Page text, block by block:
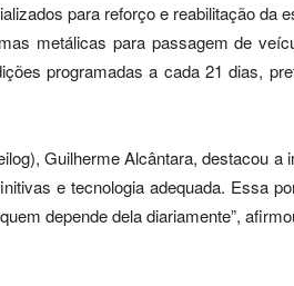
para reforço e reabilitação da
metálicas para passagem de
programadas a cada 21 dias,
Guilherme Alcântara, destacou
e tecnologia adequada. Essa
depende dela diariamente”,